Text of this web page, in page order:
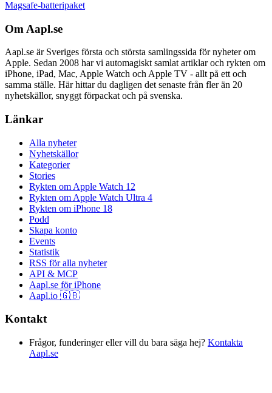
Magsafe-batteripaket
Om Aapl.se
Aapl.se är Sveriges första och största samlingssida för nyheter om
Apple. Sedan 2008 har vi automagiskt samlat artiklar och rykten om
iPhone, iPad, Mac, Apple Watch och Apple TV - allt på ett och
samma ställe. Här hittar du dagligen det senaste från fler än 20
nyhetskällor, snyggt förpackat och på svenska.
Länkar
Alla nyheter
Nyhetskällor
Kategorier
Stories
Rykten om Apple Watch 12
Rykten om Apple Watch Ultra 4
Rykten om iPhone 18
Podd
Skapa konto
Events
Statistik
RSS för alla nyheter
API & MCP
Aapl.se för iPhone
Aapl.io 🇬🇧
Kontakt
Frågor, funderinger eller vill du bara säga hej? Kontakta
Aapl.se